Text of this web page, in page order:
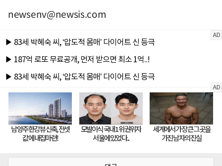
newsenv@newsis.com